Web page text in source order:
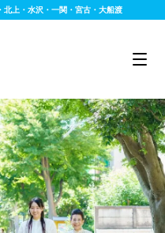
北上・水沢・一関・宮古・大船渡